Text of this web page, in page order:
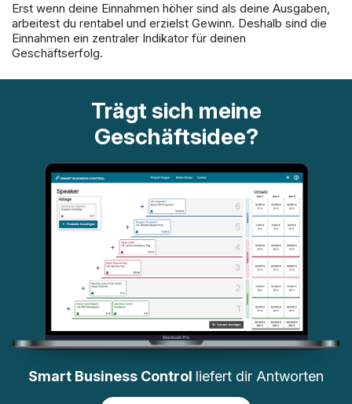
Erst wenn deine Einnahmen höher sind als deine Ausgaben,
arbeitest du rentabel und erzielst Gewinn. Deshalb sind die
Einnahmen ein zentraler Indikator für deinen
Geschäftserfolg.
Trägt sich meine
Geschäftsidee?
Smart Business Control liefert dir Antworten